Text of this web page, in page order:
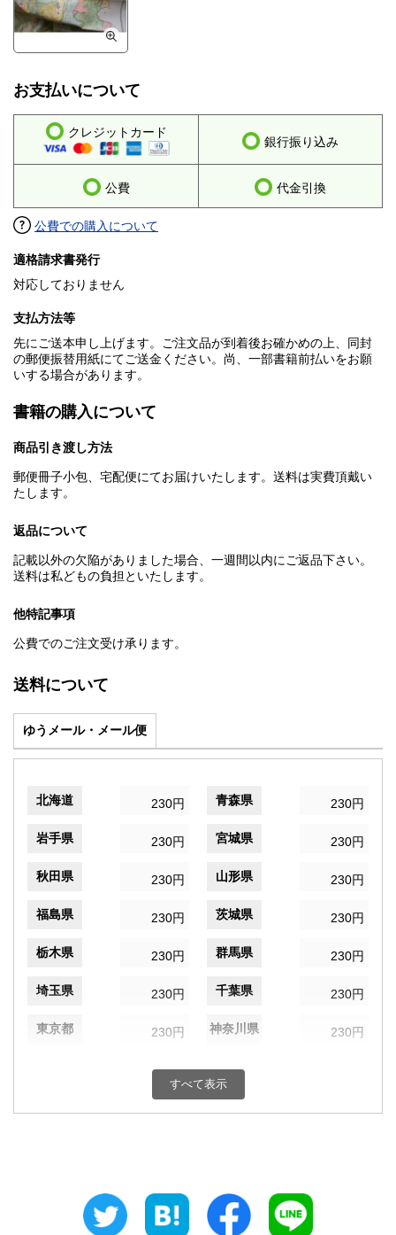
お支払いについて
クレジットカード
銀行振り込み
公費 代金引換
公費での購入について
適格請求書発行
対応しておりません
支払方法等
先にご送本申し上げます。ご注文品が到着後お確かめの上、同封
の郵便振替用紙にてご送金ください。尚、一部書籍前払いをお願
いする場合があります。
書籍の購入について
商品引き渡し方法
郵便冊子小包、宅配便にてお届けいたします。送料は実費頂戴い
たします。
返品について
記載以外の欠陥がありました場合、一週間以内にご返品下さい。
送料は私どもの負担といたします。
他特記事項
公費でのご注文受け承ります。
送料について
ゆうメール・メール便
北海道 230円 青森県 230円
岩手県 230円 宮城県 230円
秋田県 230円 山形県 230円
福島県 230円 茨城県 230円
栃木県 230円 群馬県 230円
埼玉県 230円 千葉県 230円
東京都 230円 神奈川県 230円
230円 富山県
230円 三重県
すべて表示